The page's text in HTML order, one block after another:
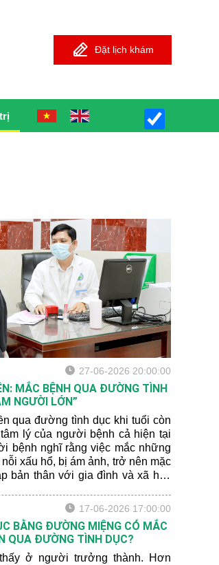
Đặt lịch khám
27-06-2026 20:00:00
MẮC BỆNH QUA ĐƯỜNG TÌNH
NGƯỜI LỚN”
qua đường tình dục khi tuổi còn
lý của người bệnh cả hiện tại
bệnh nghĩ rằng việc mắc những
xấu hổ, bị ám ảnh, trở nên mặc
bản thân với gia đình và xã hội.
sợ bị tái nhiễm hoặc sợ lây lan
bạn tình phát hiện mình đã từng
17-06-2026 17:00:00
BẰNG ĐƯỜNG MIỆNG CÓ MẮC
QUA ĐƯỜNG TÌNH DỤC?
ở người trưởng thành. Hơn